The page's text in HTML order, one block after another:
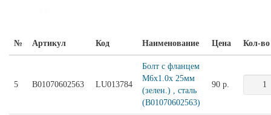
№ Артикул Код Наименование Цена Кол-во
5 B01070602563 LU013784
Болт с фланцем
M6x1.0x 25мм
(зелен.) , сталь
(B01070602563)
90 р.